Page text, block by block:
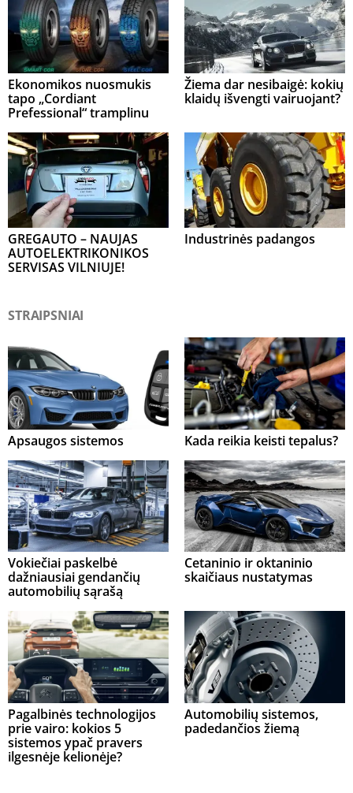
Ekonomikos nuosmukis
tapo „Cordiant
Prefessional“ tramplinu
Žiema dar nesibaigė: kokių
klaidų išvengti vairuojant?
GREGAUTO – NAUJAS
AUTOELEKTRIKONIKOS
SERVISAS VILNIUJE!
Industrinės padangos
STRAIPSNIAI
Apsaugos sistemos Kada reikia keisti tepalus?
Vokiečiai paskelbė
dažniausiai gendančių
automobilių sąrašą
Cetaninio ir oktaninio
skaičiaus nustatymas
Pagalbinės technologijos
prie vairo: kokios 5
sistemos ypač pravers
ilgesnėje kelionėje?
Automobilių sistemos,
padedančios žiemą